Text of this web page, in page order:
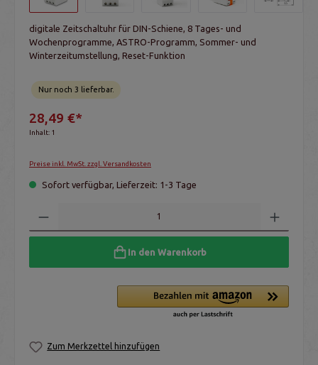
digitale Zeitschaltuhr für DIN-Schiene, 8 Tages- und
Wochenprogramme, ASTRO-Programm, Sommer- und
Winterzeitumstellung, Reset-Funktion
Nur noch 3 lieferbar.
28,49 €*
Inhalt: 1
Preise inkl. MwSt. zzgl. Versandkosten
Sofort verfügbar, Lieferzeit: 1-3 Tage
In den Warenkorb
Zum Merkzettel hinzufügen